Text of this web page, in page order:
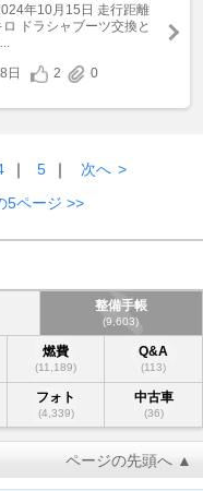
年10月15日 走行距離
ドラシャブーツ交換と
日
2 0
｜ 5 ｜ 次へ >
5ページ >>
整備手帳
(9,603)
燃費
(11,189)
Q&A
(113)
フォト
(4,339)
中古車
(36)
ページの先頭へ ▲